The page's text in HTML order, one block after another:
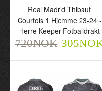
Real Madrid Thibaut
Courtois 1 Hjemme 23-
- Herre Keeper
720NOK 305NOK
Real Madrid Thibaut
Courtois 1 Hjemme 23-24 -
Herre Keeper Fotballdrakt
720NOK